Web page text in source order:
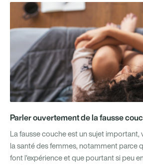
Parler ouvertement de la fausse
La fausse couche est un sujet important,
la santé des femmes, notamment parce
font l'expérience et que pourtant si peu